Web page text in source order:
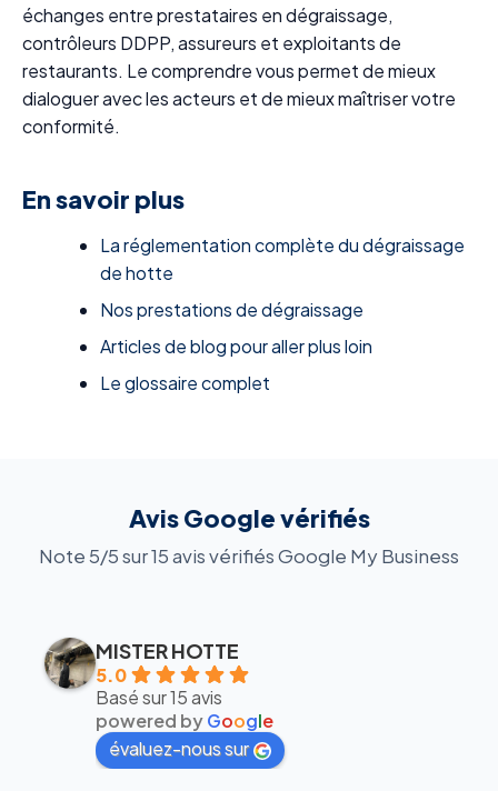
échanges entre prestataires en dégraissage,
contrôleurs DDPP, assureurs et exploitants de
restaurants. Le comprendre vous permet de mieux
dialoguer avec les acteurs et de mieux maîtriser votre
conformité.
En savoir plus
La réglementation complète du dégraissage
de hotte
Nos prestations de dégraissage
Articles de blog pour aller plus loin
Le glossaire complet
Avis Google vérifiés
Note 5/5 sur 15 avis vérifiés Google My Business
MISTER HOTTE
5.0
Basé sur 15 avis
powered byGoogle
évaluez-nous sur